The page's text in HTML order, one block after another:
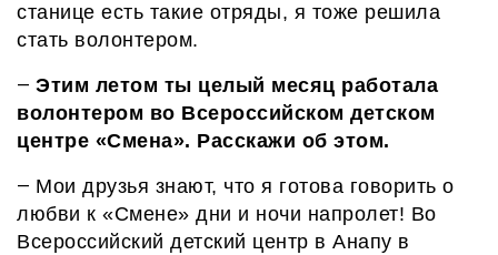
станице есть такие отряды, я тоже решила
стать волонтером.
— Этим летом ты целый месяц работала
волонтером во Всероссийском детском
центре «Смена». Расскажи об этом.
— Мои друзья знают, что я готова говорить о
любви к «Смене» дни и ночи напролет! Во
Всероссийский детский центр в Анапу в